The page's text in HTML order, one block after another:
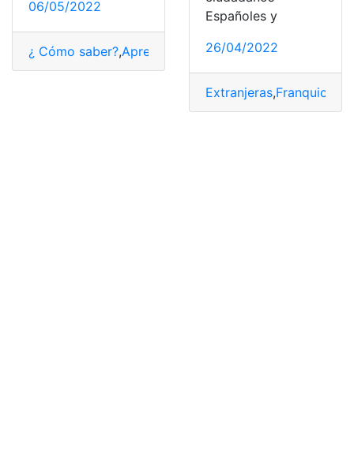
06/05/2022
¿ Cómo saber?,Aprender a invertir,Bolsa de valores
Españoles y
26/04/2022
Extranjeras,Franquicias